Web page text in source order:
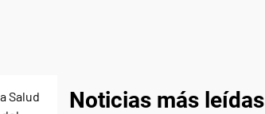
Noticias más leídas